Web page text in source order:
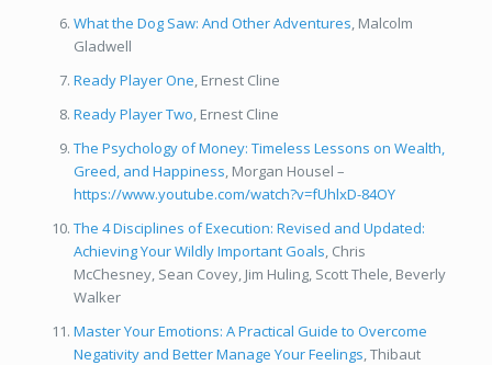
What the Dog Saw: And Other Adventures , Malcolm
Gladwell
Ready Player One , Ernest Cline
Ready Player Two , Ernest Cline
The Psychology of Money: Timeless Lessons on Wealth,
Greed, and Happiness , Morgan Housel –
https://www.youtube.com/watch?v=fUhlxD-84OY
The 4 Disciplines of Execution: Revised and Updated:
Achieving Your Wildly Important Goals , Chris
McChesney, Sean Covey, Jim Huling, Scott Thele, Beverly
Walker
Master Your Emotions: A Practical Guide to Overcome
Negativity and Better Manage Your Feelings , Thibaut